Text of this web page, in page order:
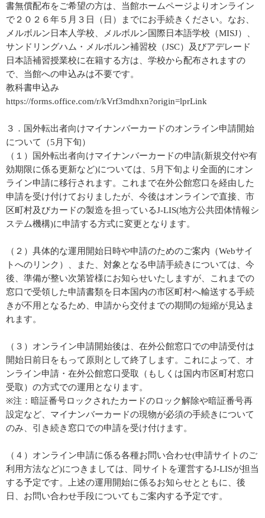
書無償配布をご希望の方は、当館ホームページよりオンライン
で２０２６年５月３日（日）までにお手続きください。なお、
メルボルン日本人学校、メルボルン国際日本語学校（MISJ）、
サンドリングハム・メルボルン補習校（JSC）及びアデレード
日本語補習授業校に在籍する方は、学校から配布されますの
で、当館への申込みは不要です。
教科書申込み
https://forms.office.com/r/kVrf3mdhxn?origin=lprLink
３．国外転出者向けマイナンバーカードのオンライン申請開始
について（5月下旬）
（１）国外転出者向けマイナンバーカードの申請(新規交付や有
効期限に係る更新など)については、5月下旬より全面的にオン
ライン申請に移行されます。これまで在外公館窓口を経由した
申請を受け付けておりましたが、今後はオンラインで直接、市
区町村及びカードの製造を担っているJ-LIS(地方公共団体情報シ
ステム機構)に申請する方式に変更となります。
（２）具体的な運用開始日時や申請のためのご案内（Webサイ
トへのリンク）、また、対象となる申請手続きについては、今
後、準備が整い次第皆様にお知らせいたしますが、これまでの
窓口で受領した申請書類を日本国内の市区町村へ輸送する手続
きが不用となるため、申請から交付までの期間の短縮が見込ま
れます。
（３）オンライン申請開始後は、在外公館窓口での申請受付は
開始日前日をもって原則として終了します。これによって、オ
ンライン申請・在外公館窓口受取（もしくは国内市区町村窓口
受取）の方式での運用となります。
※注：暗証番号ロックされたカードのロック解除や暗証番号再
設定など、マイナンバーカードの現物が必須の手続きについて
のみ、引き続き窓口での申請を受け付けます。
（４）オンライン申請に係る各種お問い合わせ(申請サイトのご
利用方法など)につきましては、同サイトを運営するJ-LISが担当
する予定です。上述の運用開始に係るお知らせとともに、後
日、お問い合わせ手段についてもご案内する予定です。